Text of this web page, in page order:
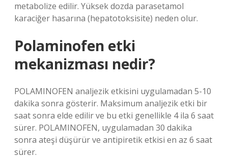
metabolize edilir. Yüksek dozda parasetamol
karaciğer hasarına (hepatotoksisite) neden olur.
Polaminofen etki
mekanizması nedir?
POLAMINOFEN analjezik etkisini uygulamadan 5-10
dakika sonra gösterir. Maksimum analjezik etki bir
saat sonra elde edilir ve bu etki genellikle 4 ila 6 saat
sürer. POLAMINOFEN, uygulamadan 30 dakika
sonra ateşi düşürür ve antipiretik etkisi en az 6 saat
sürer.